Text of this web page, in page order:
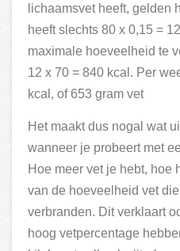
lichaamsvet heeft, gelden
heeft slechts 80 x 0,15 =
maximale hoeveelheid te
12 x 70 = 840 kcal. Per
kcal, of 653 gram vet
Het maakt dus nogal wat
wanneer je probeert met
Hoe meer vet je hebt, hoe
van de hoeveelheid vet
verbranden. Dit verklaart
hoog vetpercentage